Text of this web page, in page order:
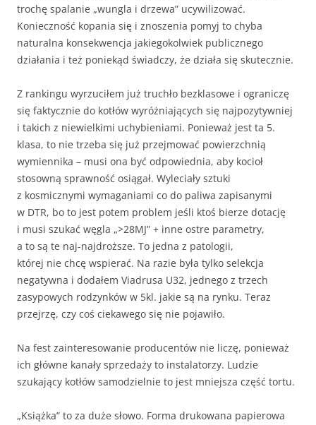
trochę spalanie „wungla i drzewa” ucywilizować.
Konieczność kopania się i znoszenia pomyj to chyba
naturalna konsekwencja jakiegokolwiek publicznego
działania i też poniekąd świadczy, że działa się skutecznie.
Z rankingu wyrzuciłem już truchło bezklasowe i ograniczę
się faktycznie do kotłów wyróżniających się najpozytywniej
i takich z niewielkimi uchybieniami. Ponieważ jest ta 5.
klasa, to nie trzeba się już przejmować powierzchnią
wymiennika – musi ona być odpowiednia, aby kocioł
stosowną sprawność osiągał. Wyleciały sztuki
z kosmicznymi wymaganiami co do paliwa zapisanymi
w DTR, bo to jest potem problem jeśli ktoś bierze dotację
i musi szukać węgla „>28MJ” + inne ostre parametry,
a to są te naj-najdroższe. To jedna z patologii,
której nie chcę wspierać. Na razie była tylko selekcja
negatywna i dodałem Viadrusa U32, jednego z trzech
zasypowych rodzynków w 5kl. jakie są na rynku. Teraz
przejrzę, czy coś ciekawego się nie pojawiło.
Na fest zainteresowanie producentów nie liczę, ponieważ
ich główne kanały sprzedaży to instalatorzy. Ludzie
szukający kotłów samodzielnie to jest mniejsza część tortu.
„Książka” to za duże słowo. Forma drukowana papierowa